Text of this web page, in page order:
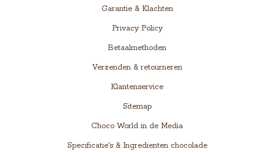
Garantie & Klachten
Privacy Policy
Betaalmethoden
Verzenden & retourneren
Klantenservice
Sitemap
Choco World in de Media
Specificatie's & Ingredienten chocolade